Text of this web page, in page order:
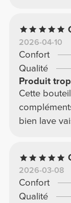
exactement
de sport.
2026-04-10
Confort
Qualité
Produit
Cette
bien lave
2026-03-08
Confort
Qualité